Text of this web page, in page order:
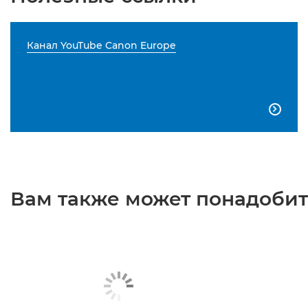
Канал YouTube Canon Europe

Вам также может